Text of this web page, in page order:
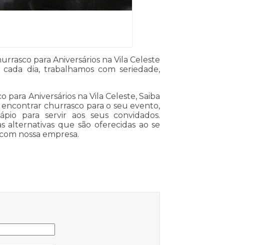
para Aniversários na Vila Celeste
dia, trabalhamos com seriedade,
para Aniversários na Vila Celeste, Saiba
churrasco para o seu evento,
para servir aos seus convidados.
alternativas que são oferecidas ao se
nossa empresa.